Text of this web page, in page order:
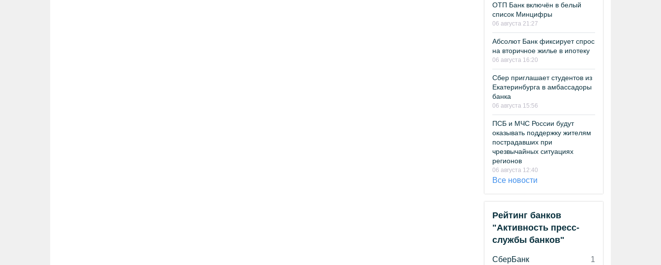
ОТП Банк включён в белый
список Минцифры
06 августа 21:27
Абсолют Банк фиксирует спрос
на вторичное жилье в ипотеку
06 августа 16:20
Сбер приглашает студентов из
Екатеринбурга в амбассадоры
банка
06 августа 15:56
ПСБ и МЧС России будут
оказывать поддержку жителям
пострадавших при
чрезвычайных ситуациях
регионов
06 августа 12:40
Все новости
Рейтинг банков
"Активность пресс-
службы банков"
СберБанк
1